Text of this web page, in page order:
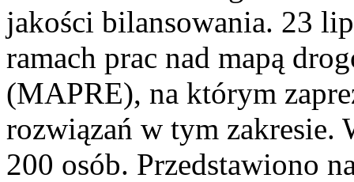
jakości bilansowania. 23
ramach prac nad mapą
(MAPRE), na którym
rozwiązań w tym zakresie.
200 osób. Przedstawiono